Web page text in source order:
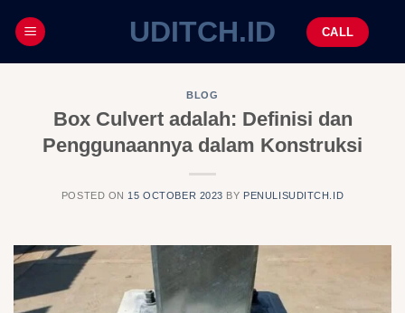
UDITCH.ID CALL
BLOG
Box Culvert adalah: Definisi dan
Penggunaannya dalam Konstruksi
POSTED ON 15 OCTOBER 2023 BY PENULISUDITCH.ID